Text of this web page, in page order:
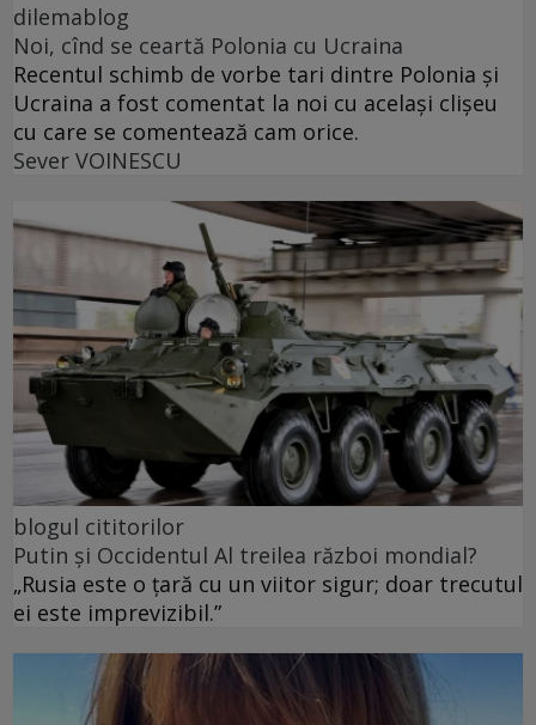
dilemablog
Noi, cînd se ceartă Polonia cu Ucraina
Recentul schimb de vorbe tari dintre Polonia și
Ucraina a fost comentat la noi cu același clișeu
cu care se comentează cam orice.
Sever VOINESCU
blogul cititorilor
Putin și Occidentul Al treilea război mondial?
„Rusia este o țară cu un viitor sigur; doar trecutul
ei este imprevizibil.”